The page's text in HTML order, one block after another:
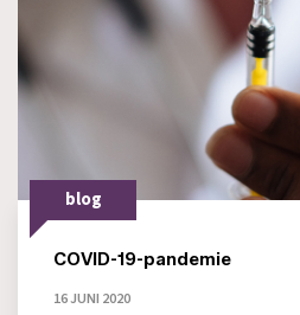
blog
COVID-19-pandemie
16 JUNI 2020